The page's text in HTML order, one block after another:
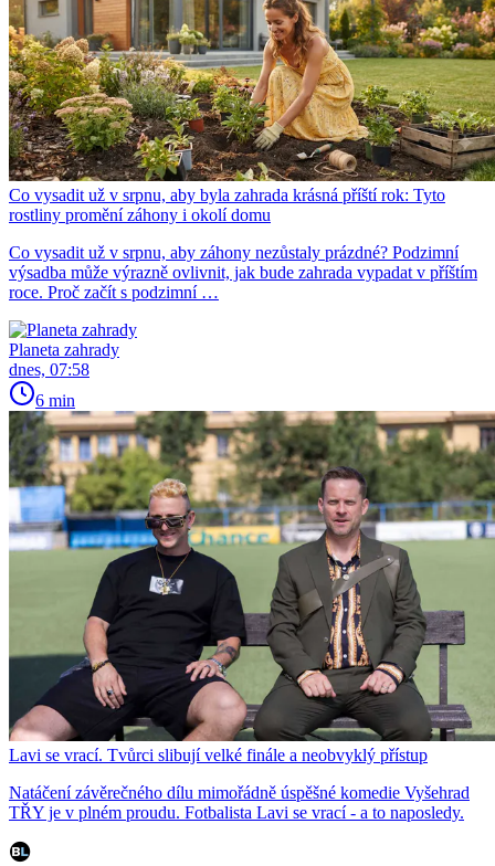
Co vysadit už v srpnu, aby byla zahrada krásná příští rok: Tyto
rostliny promění záhony i okolí domu
Co vysadit už v srpnu, aby záhony nezůstaly prázdné? Podzimní
výsadba může výrazně ovlivnit, jak bude zahrada vypadat v příštím
roce. Proč začít s podzimní …
Planeta zahrady
dnes, 07:58
6 min
Lavi se vrací. Tvůrci slibují velké finále a neobvyklý přístup
Natáčení závěrečného dílu mimořádně úspěšné komedie Vyšehrad
TŘY je v plném proudu. Fotbalista Lavi se vrací - a to naposledy.